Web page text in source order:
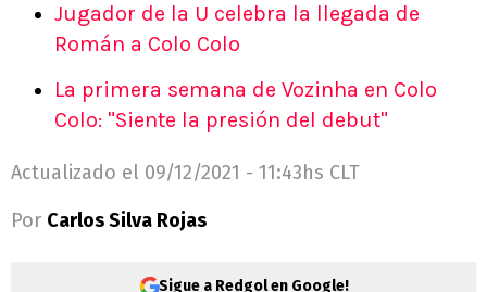
Jugador de la U celebra la llegada de
Román a Colo Colo
La primera semana de Vozinha en Colo
Colo: "Siente la presión del debut"
Actualizado el 09/12/2021 - 11:43hs CLT
Por Carlos Silva Rojas
Sigue a Redgol en Google!